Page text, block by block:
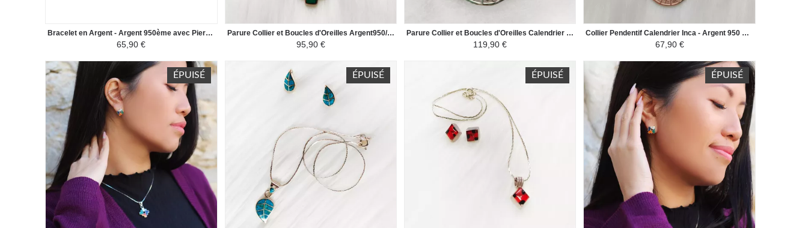
Bracelet en Argent - Argent 950ème avec Pierres Naturelles Ovales
65,90 €
Parure Collier et Boucles d'Oreilles Argent950/1000 Pierres Semi Précieuses Naturelles - Croix de la Chacana - Vert Turquoise
95,90 €
Parure Collier et Boucles d'Oreilles Calendrier Inca - Argent 950 Pierres Naturelles - Nacre
119,90 €
Collier Pendentif Calendrier Inca - Argent 950 Pierres Naturelles - Nacre
67,90 €
ÉPUISÉ ÉPUISÉ ÉPUISÉ ÉPUISÉ